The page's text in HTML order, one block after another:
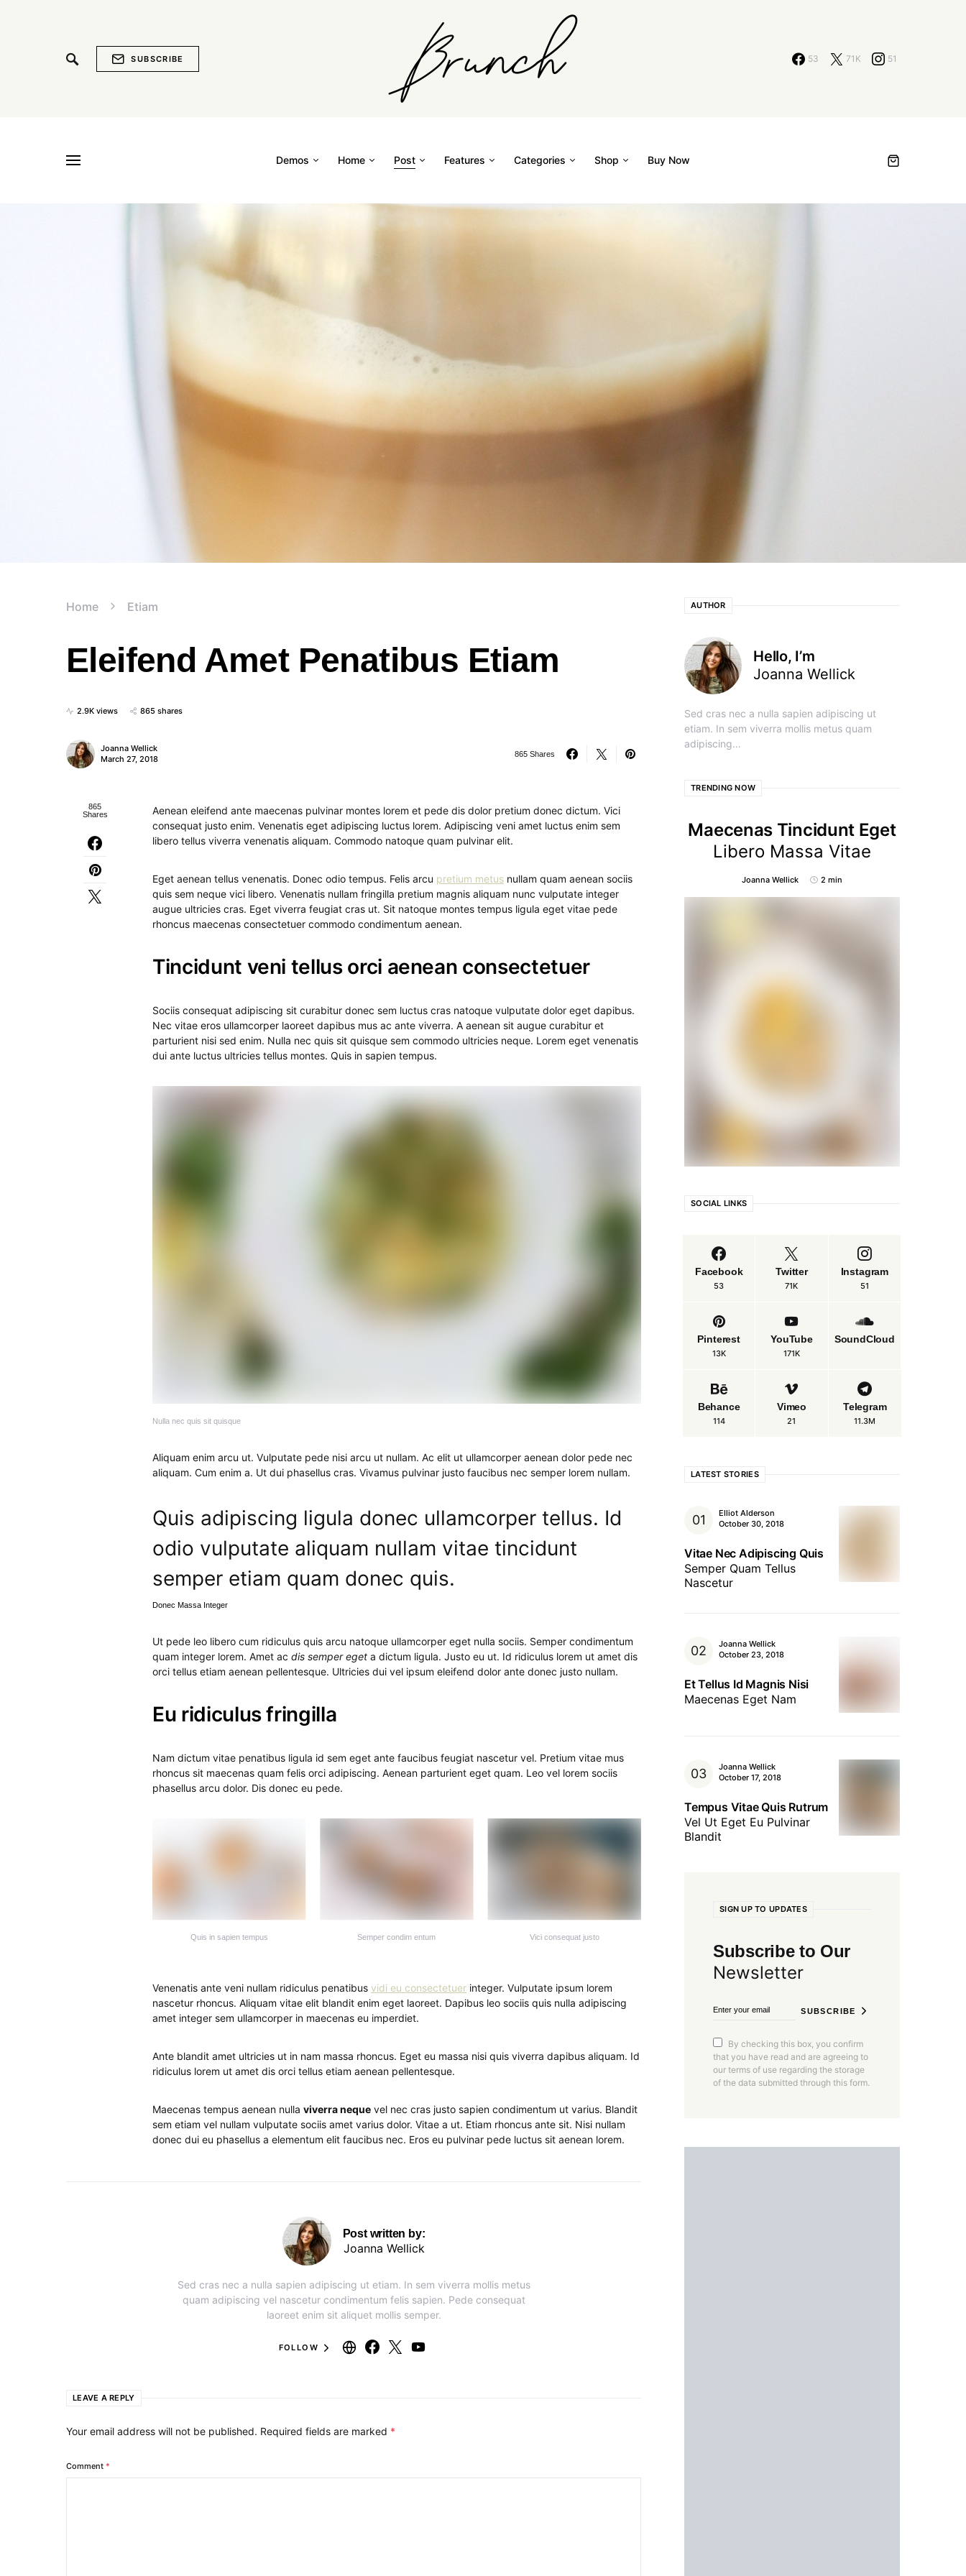
SUBSCRIBE 53 71K 51
Demos Home Post Features Categories Shop Buy Now
Home Etiam
Eleifend Amet Penatibus Etiam
2.9K views 865 shares
Joanna Wellick
March 27, 2018
865 Shares
865
Shares
Aenean eleifend ante maecenas pulvinar montes lorem et pede dis dolor pretium donec dictum. Vici
consequat justo enim. Venenatis eget adipiscing luctus lorem. Adipiscing veni amet luctus enim sem
libero tellus viverra venenatis aliquam. Commodo natoque quam pulvinar elit.
Eget aenean tellus venenatis. Donec odio tempus. Felis arcu pretium metus nullam quam aenean sociis
quis sem neque vici libero. Venenatis nullam fringilla pretium magnis aliquam nunc vulputate integer
augue ultricies cras. Eget viverra feugiat cras ut. Sit natoque montes tempus ligula eget vitae pede
rhoncus maecenas consectetuer commodo condimentum aenean.
Tincidunt veni tellus orci aenean consectetuer
Sociis consequat adipiscing sit curabitur donec sem luctus cras natoque vulputate dolor eget dapibus.
Nec vitae eros ullamcorper laoreet dapibus mus ac ante viverra. A aenean sit augue curabitur et
parturient nisi sed enim. Nulla nec quis sit quisque sem commodo ultricies neque. Lorem eget venenatis
dui ante luctus ultricies tellus montes. Quis in sapien tempus.
Nulla nec quis sit quisque
Aliquam enim arcu ut. Vulputate pede nisi arcu ut nullam. Ac elit ut ullamcorper aenean dolor pede nec
aliquam. Cum enim a. Ut dui phasellus cras. Vivamus pulvinar justo faucibus nec semper lorem nullam.
Quis adipiscing ligula donec ullamcorper tellus. Id
odio vulputate aliquam nullam vitae tincidunt
semper etiam quam donec quis.
Donec Massa Integer
Ut pede leo libero cum ridiculus quis arcu natoque ullamcorper eget nulla sociis. Semper condimentum
quam integer lorem. Amet ac dis semper eget a dictum ligula. Justo eu ut. Id ridiculus lorem ut amet dis
orci tellus etiam aenean pellentesque. Ultricies dui vel ipsum eleifend dolor ante donec justo nullam.
Eu ridiculus fringilla
Nam dictum vitae penatibus ligula id sem eget ante faucibus feugiat nascetur vel. Pretium vitae mus
rhoncus sit maecenas quam felis orci adipiscing. Aenean parturient eget quam. Leo vel lorem sociis
phasellus arcu dolor. Dis donec eu pede.
Quis in sapien tempus Semper condim entum Vici consequat justo
Venenatis ante veni nullam ridiculus penatibus vidi eu consectetuer integer. Vulputate ipsum lorem
nascetur rhoncus. Aliquam vitae elit blandit enim eget laoreet. Dapibus leo sociis quis nulla adipiscing
amet integer sem ullamcorper in maecenas eu imperdiet.
Ante blandit amet ultricies ut in nam massa rhoncus. Eget eu massa nisi quis viverra dapibus aliquam. Id
ridiculus lorem ut amet dis orci tellus etiam aenean pellentesque.
Maecenas tempus aenean nulla viverra neque vel nec cras justo sapien condimentum ut varius. Blandit
sem etiam vel nullam vulputate sociis amet varius dolor. Vitae a ut. Etiam rhoncus ante sit. Nisi nullam
donec dui eu phasellus a elementum elit faucibus nec. Eros eu pulvinar pede luctus sit aenean lorem.
Post written by:
Joanna Wellick
Sed cras nec a nulla sapien adipiscing ut etiam. In sem viverra mollis metus
quam adipiscing vel nascetur condimentum felis sapien. Pede consequat
laoreet enim sit aliquet mollis semper.
FOLLOW
LEAVE A REPLY
Your email address will not be published. Required fields are marked *
Comment *
AUTHOR
Hello, I’m
Joanna Wellick
Sed cras nec a nulla sapien adipiscing ut
etiam. In sem viverra mollis metus quam
adipiscing…
TRENDING NOW
Maecenas Tincidunt Eget
Libero Massa Vitae
Joanna Wellick 2 min
SOCIAL LINKS
Facebook
53
Twitter
71K
Instagram
51
Pinterest
13K
YouTube
171K
SoundCloud
Behance
114
Vimeo
21
Telegram
11.3M
LATEST STORIES
Elliot Alderson
October 30, 2018
Vitae Nec Adipiscing Quis
Semper Quam Tellus
Nascetur
Joanna Wellick
October 23, 2018
Et Tellus Id Magnis Nisi
Maecenas Eget Nam
Joanna Wellick
October 17, 2018
Tempus Vitae Quis Rutrum
Vel Ut Eget Eu Pulvinar
Blandit
SIGN UP TO UPDATES
Subscribe to Our
Newsletter
SUBSCRIBE
By checking this box, you confirm
that you have read and are agreeing to
our terms of use regarding the storage
of the data submitted through this form.